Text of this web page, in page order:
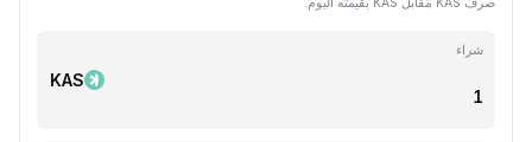
شراء
KAS